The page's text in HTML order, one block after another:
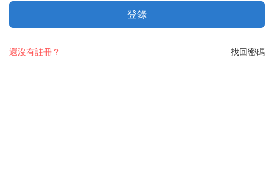
登錄
找回密碼
還沒有註冊？